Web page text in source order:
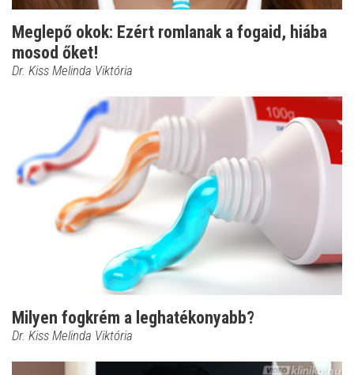
Meglepő okok: Ezért romlanak a fogaid, hiába
mosod őket!
Dr. Kiss Melinda Viktória
Milyen fogkrém a leghatékonyabb?
Dr. Kiss Melinda Viktória